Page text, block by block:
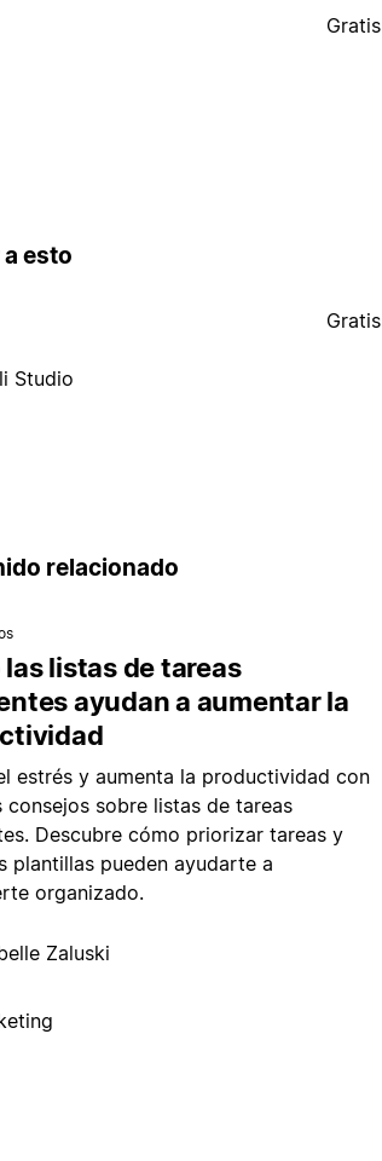
Gratis
esto
Studio
Gratis
relacionado
las listas de tareas
ayudan a aumentar la
estrés y aumenta la productividad con
consejos sobre listas de tareas
Descubre cómo priorizar tareas y
plantillas pueden ayudarte a
organizado.
Zaluski